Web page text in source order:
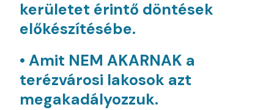
kerületet érintő döntések
előkészítésébe.
• Amit NEM AKARNAK a
terézvárosi lakosok azt
megakadályozzuk.